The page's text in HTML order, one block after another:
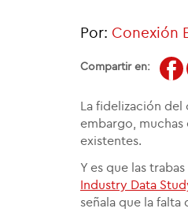
Por: Conexión
Compartir en:
La fidelización
embargo, muchas
existentes.
Y es que las
Industry Data
señala que la